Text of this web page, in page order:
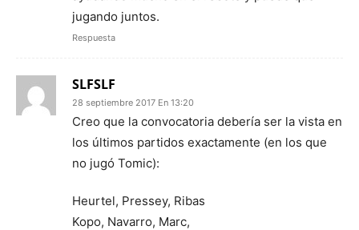
jugando juntos.
Respuesta
SLFSLF
28 septiembre 2017 En 13:20
Creo que la convocatoria debería ser la vista en
los últimos partidos exactamente (en los que
no jugó Tomic):
Heurtel, Pressey, Ribas
Kopo, Navarro, Marc,